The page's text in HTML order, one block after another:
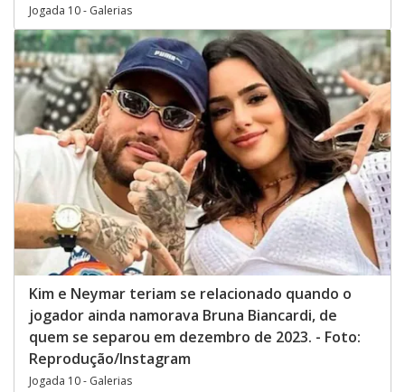
Jogada 10 - Galerias
Kim e Neymar teriam se relacionado quando o
jogador ainda namorava Bruna Biancardi, de
quem se separou em dezembro de 2023. - Foto:
Reprodução/Instagram
Jogada 10 - Galerias